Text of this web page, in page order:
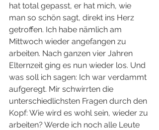
hat total gepasst, er hat mich, wie
man so schön sagt, direkt ins Herz
getroffen. Ich habe nämlich am
Mittwoch wieder angefangen zu
arbeiten. Nach ganzen vier Jahren
Elternzeit ging es nun wieder los. Und
was soll ich sagen: Ich war verdammt
aufgeregt. Mir schwirrten die
unterschiedlichsten Fragen durch den
Kopf: Wie wird es wohl sein, wieder zu
arbeiten? Werde ich noch alle Leute